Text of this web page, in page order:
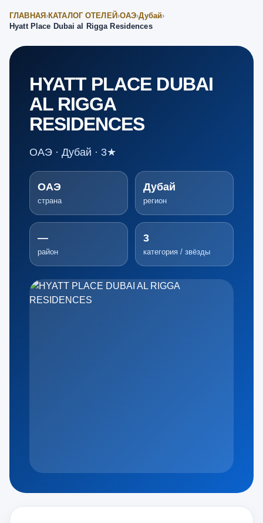
ГЛАВНАЯ ›КАТАЛОГ ОТЕЛЕЙ ›ОАЭ›Дубай›
Hyatt Place Dubai al Rigga Residences
HYATT PLACE DUBAI
AL RIGGA
RESIDENCES
ОАЭ · Дубай · 3★
ОАЭ
страна
Дубай
регион
—
район
3
категория / звёзды